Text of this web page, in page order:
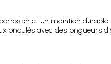
et un maintien
ondulés avec des longueurs